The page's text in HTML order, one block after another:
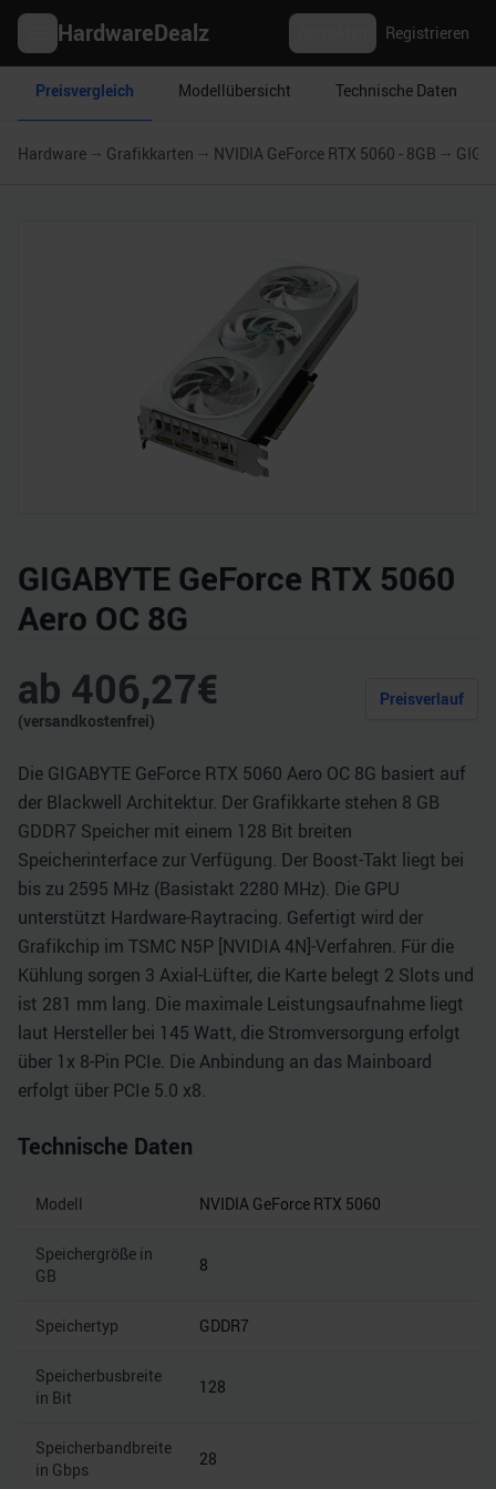
HardwareDealz Registrieren
Preisvergleich Modellübersicht Technische Daten
Hardware Grafikkarten NVIDIA GeForce RTX 5060 - 8GB
GIGABYTE GeForce RTX 5060
Aero OC 8G
ab 406,27€
(versandkostenfrei)
Preisverlauf
Die GIGABYTE GeForce RTX 5060 Aero OC 8G basiert auf
der Blackwell Architektur. Der Grafikkarte stehen 8 GB
GDDR7 Speicher mit einem 128 Bit breiten
Speicherinterface zur Verfügung. Der Boost-Takt liegt bei
bis zu 2595 MHz (Basistakt 2280 MHz). Die GPU
unterstützt Hardware-Raytracing. Gefertigt wird der
Grafikchip im TSMC N5P [NVIDIA 4N]-Verfahren. Für die
Kühlung sorgen 3 Axial-Lüfter, die Karte belegt 2 Slots und
ist 281 mm lang. Die maximale Leistungsaufnahme liegt
laut Hersteller bei 145 Watt, die Stromversorgung erfolgt
über 1x 8-Pin PCIe. Die Anbindung an das Mainboard
erfolgt über PCIe 5.0 x8.
Technische Daten
Modell NVIDIA GeForce RTX 5060
Speichergröße in
GB
8
Speichertyp GDDR7
Speicherbusbreite
in Bit
128
Speicherbandbreite
in Gbps
28